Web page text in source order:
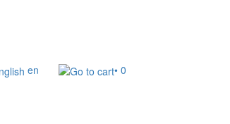
en • 0